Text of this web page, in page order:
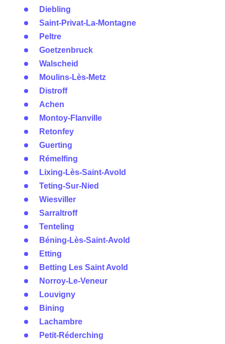
Diebling
Saint-Privat-La-Montagne
Peltre
Goetzenbruck
Walscheid
Moulins-Lès-Metz
Distroff
Achen
Montoy-Flanville
Retonfey
Guerting
Rémelfing
Lixing-Lès-Saint-Avold
Teting-Sur-Nied
Wiesviller
Sarraltroff
Tenteling
Béning-Lès-Saint-Avold
Etting
Betting Les Saint Avold
Norroy-Le-Veneur
Louvigny
Bining
Lachambre
Petit-Réderching